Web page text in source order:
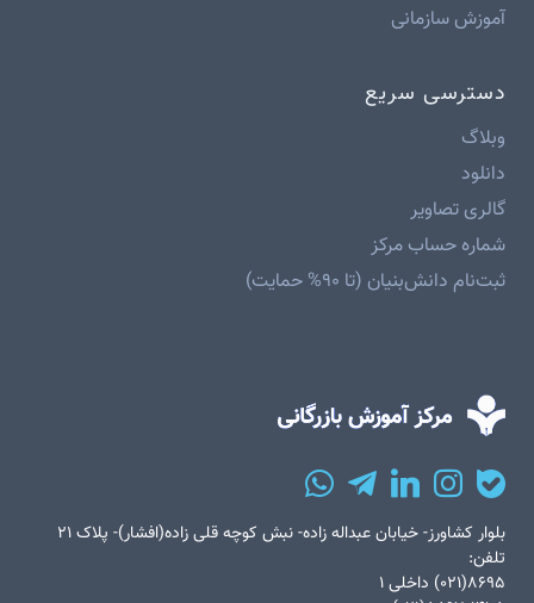
آموزش سازمانی
دسترسی سریع
وبلاگ
دانلود
گالری تصاویر
شماره حساب مرکز
ثبت‌نام دانش‌بنیان (تا ۹۰% حمایت)
بلوار کشاورز- خیابان عبداله زاده- نبش کوچه قلی زاده(افشار)- پلاک ۲۱
تلفن:
۸۶۹۵(۰۲۱) داخلی ۱